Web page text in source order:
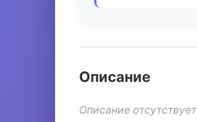
Описание
Описание отсутствует